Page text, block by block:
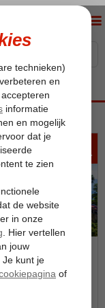
va 279 p.p.
Turkse Rivièra,
vakantie